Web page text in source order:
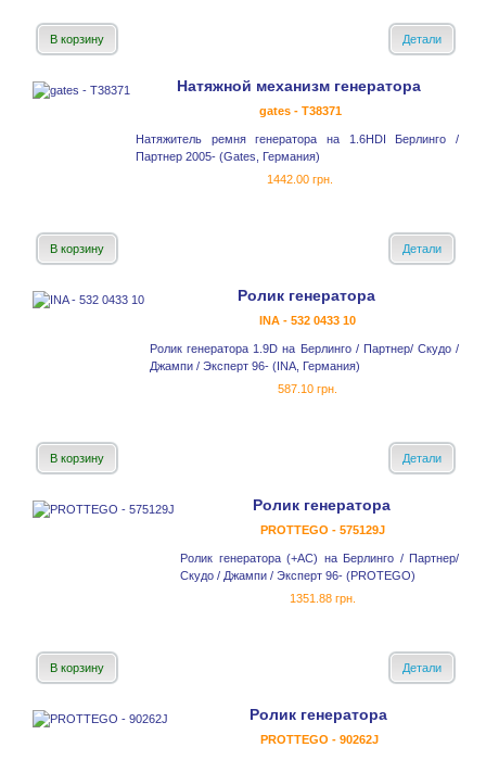
В корзину Детали
Натяжной механизм генератора
gates - T38371
Натяжитель ремня генератора на 1.6HDI Берлинго /
Партнер 2005- (Gates, Германия)
1442.00 грн.
В корзину Детали
Ролик генератора
INA - 532 0433 10
Ролик генератора 1.9D на Берлинго / Партнер/ Скудо /
Джампи / Эксперт 96- (INA, Германия)
587.10 грн.
В корзину Детали
Ролик генератора
PROTTEGO - 575129J
Ролик генератора (+AC) на Берлинго / Партнер/
Скудо / Джампи / Эксперт 96- (PROTEGO)
1351.88 грн.
В корзину Детали
Ролик генератора
PROTTEGO - 90262J